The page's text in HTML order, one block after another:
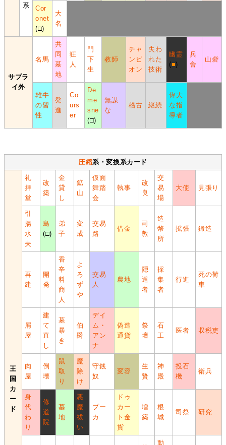
系
Cor
onet
(□)
大
名
サプラ
イ外
名馬
共
同
墓
地
狂
人
門
下
生
教師
チャ
ンピ
オン
失わ
れた
技術
幽霊
(■)
兵
舎
山砦
雄牛
の習
性
発
進
Co
urs
er
De
me
sne
(□)
無謀
な
稽古 継続
偉大
な指
導者
圧縮系・変換系カード
王
国
カ
ー
ド
礼
拝
堂
改
築
金
貸
し
鉱
山
仮面
舞踏
会
執事
改
良
交
易
場
大使 見張り
引
揚
水
夫
島
(□)
弟
子
変
成
交易
路
借金
司
教
造
幣
所
拡張 鍛造
再
建
開
発
香
辛
料
商
人
よ
ろ
ず
や
交易
人
農地
隠
遁
者
採
集
者
行進
死の荷
車
屑
屋
建
て
直
し
墓
暴
き
伯
爵
デイ
ム・
アン
ナ
偽造
通貨
祭
壇
石
工
医者 収税吏
肉
屋
倒
壊
鼠
取
り
魔
除
け
守銭
奴
変容
生
贄
神
殿
投石
機
衛兵
身
代
わ
り
修
道
院
墓
地
悪
魔
祓
い
プー
カ
ドゥ
カー
ト金
貨
増
築
根
城
司祭 研究
動